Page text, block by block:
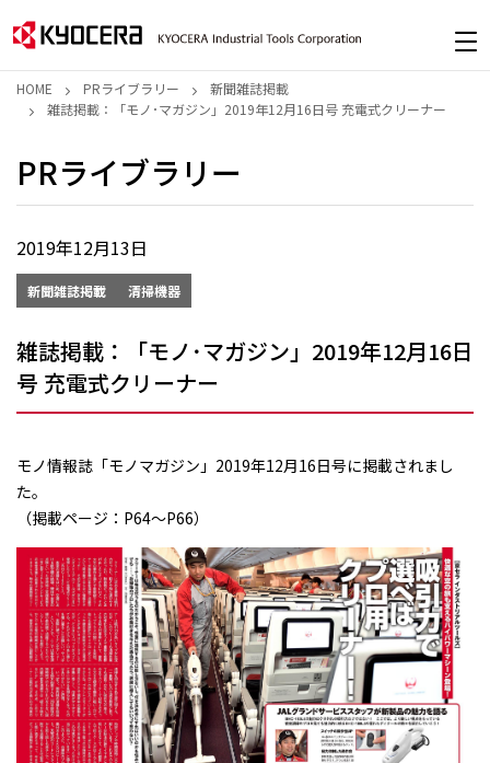
HOME PRライブラリー
新聞雑誌掲載
雑誌掲載：「モノ･マガジン」2019年12月16日号 充電式クリーナー
PRライブラリー
2019年12月13日
新聞雑誌掲載 清掃機器
雑誌掲載：「モノ･マガジン」2019年12月16日
号 充電式クリーナー
モノ情報誌「モノマガジン」2019年12月16日号に掲載されまし
た。
（掲載ページ：P64～P66）